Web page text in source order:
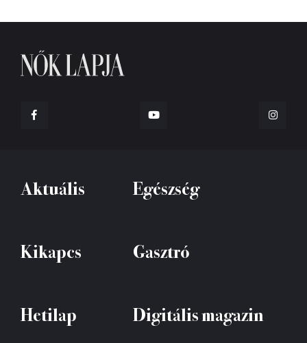
Aktuális Egészség
Kikapcs Gasztró
Hetilap Digitális magazin